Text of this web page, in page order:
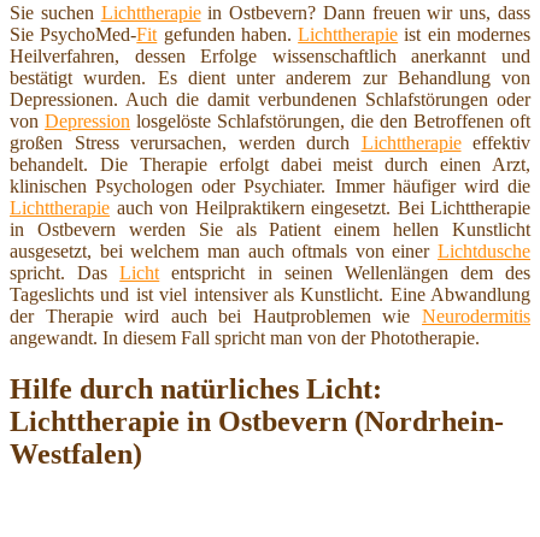
Sie suchen Lichttherapiein Ostbevern? Dann freuen wir uns, dass
Sie PsychoMed-Fit gefunden haben.Lichttherapie ist ein modernes
Heilverfahren, dessen Erfolge wissenschaftlich anerkannt und
bestätigt wurden. Es dient unter anderem zur Behandlung von
Depressionen. Auch die damit verbundenen Schlafstörungen oder
von Depression losgelöste Schlafstörungen, die den Betroffenen oft
großen Stress verursachen, werden durch Lichttherapieeffektiv
behandelt. Die Therapie erfolgt dabei meist durch einen Arzt,
klinischen Psychologen oder Psychiater. Immer häufiger wird die
Lichttherapie auch von Heilpraktikern eingesetzt. Bei Lichttherapie
in Ostbevern werden Sie als Patient einem hellen Kunstlicht
ausgesetzt, bei welchem man auch oftmals von einer Lichtdusche
spricht. DasLicht entspricht in seinen Wellenlängen dem des
Tageslichts und ist viel intensiver als Kunstlicht. Eine Abwandlung
der Therapie wird auch bei Hautproblemen wie Neurodermitis
angewandt. In diesem Fall spricht man von der Phototherapie.
Hilfe durch natürliches Licht:
Lichttherapie in Ostbevern (Nordrhein-
Westfalen)